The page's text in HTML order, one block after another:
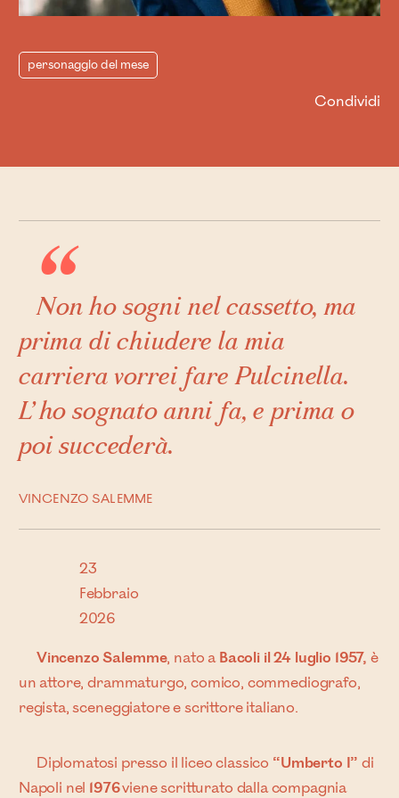
personaggio del mese
Condividi
Non ho sogni nel cassetto, ma
prima di chiudere la mia
carriera vorrei fare Pulcinella.
L’ho sognato anni fa, e prima o
poi succederà.
VINCENZO SALEMME
23
Febbraio
2026
Vincenzo Salemme, nato a Bacoli il 24 luglio 1957, è
un attore, drammaturgo, comico, commediografo,
regista, sceneggiatore e scrittore italiano.
Diplomatosi presso il liceo classico “Umberto I”di
Napoli nel 1976viene scritturato dalla compagnia